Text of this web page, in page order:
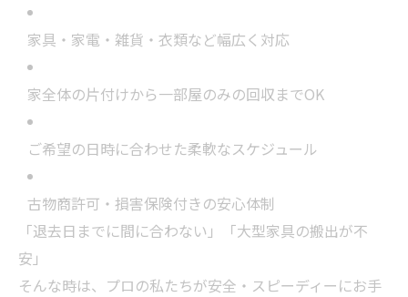
家具・家電・雑貨・衣類など幅広く対応
家全体の片付けから一部屋のみの回収までOK
ご希望の日時に合わせた柔軟なスケジュール
古物商許可・損害保険付きの安心体制
「退去日までに間に合わない」「大型家具の搬出が不
安」
そんな時は、プロの私たちが安全・スピーディーにお手